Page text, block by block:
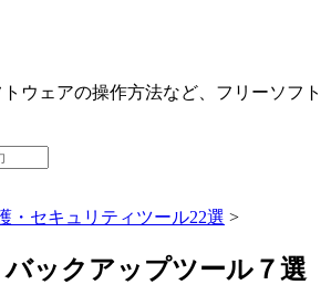
ウェアの操作方法など、 フリーソフト
・セキュリティツール22選 >
ックアップツール７選